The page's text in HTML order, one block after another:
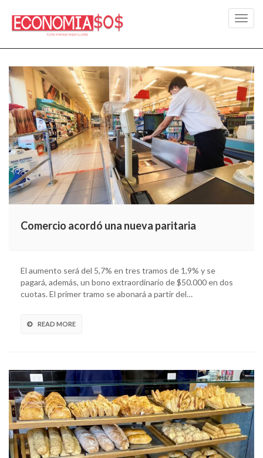
Comercio acordó una nueva paritaria
El aumento será del 5,7% en tres tramos de 1,9% y se
pagará, además, un bono extraordinario de $50.000 en dos
cuotas. El primer tramo se abonará a partir del…
READ MORE